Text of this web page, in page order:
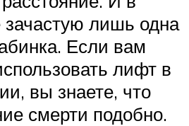
лишь одна
Если вам
лифт в
вы знаете, что
смерти подобно.